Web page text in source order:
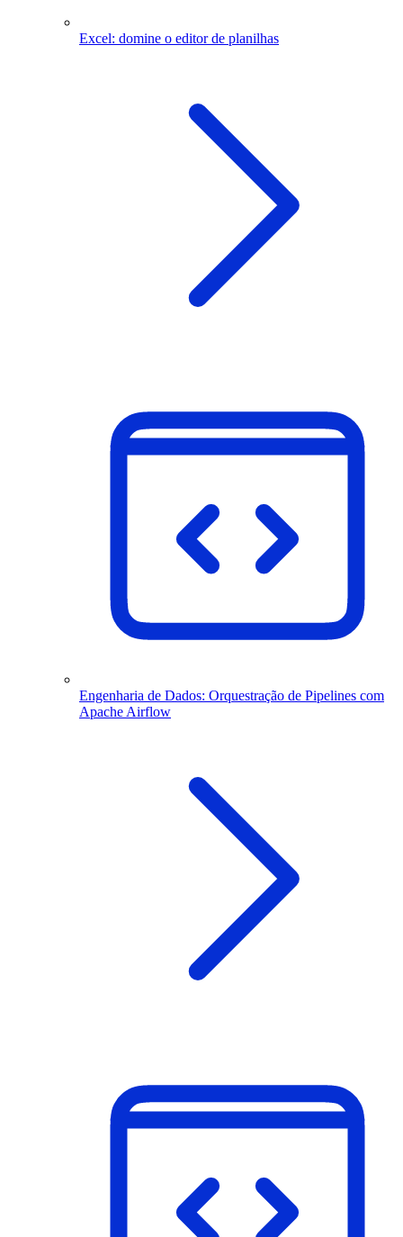
Excel: domine o editor de planilhas
Engenharia de Dados: Orquestração de Pipelines com
Apache Airflow